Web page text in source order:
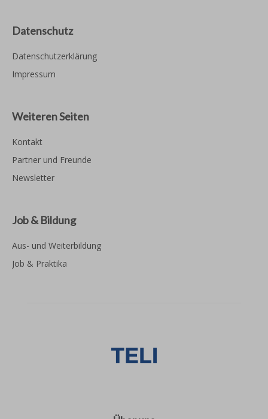
Datenschutz
Datenschutzerklärung
Impressum
Weiteren Seiten
Kontakt
Partner und Freunde
Newsletter
Job & Bildung
Aus- und Weiterbildung
Job & Praktika